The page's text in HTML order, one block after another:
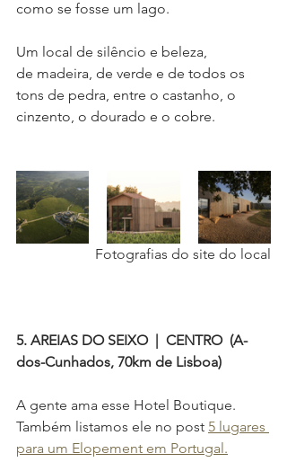
como se fosse um lago.
Um local de silêncio e beleza,
de madeira, de verde e de todos os
tons de pedra, entre o castanho, o
cinzento, o dourado e o cobre.
Fotografias do site do local
5. AREIAS DO SEIXO  |  CENTRO  (A-
dos-Cunhados, 70km de Lisboa)
A gente ama esse Hotel Boutique.
Também listamos ele no post 5 lugares
para um Elopement em Portugal.